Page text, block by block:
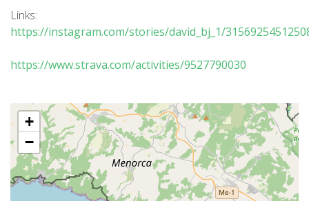
TRAIL-RUNNING
8 ETAPPEN
Links:
https://instagram.com/stories/david_bj_1/
https://www.strava.com/activities/9527790030
+
−